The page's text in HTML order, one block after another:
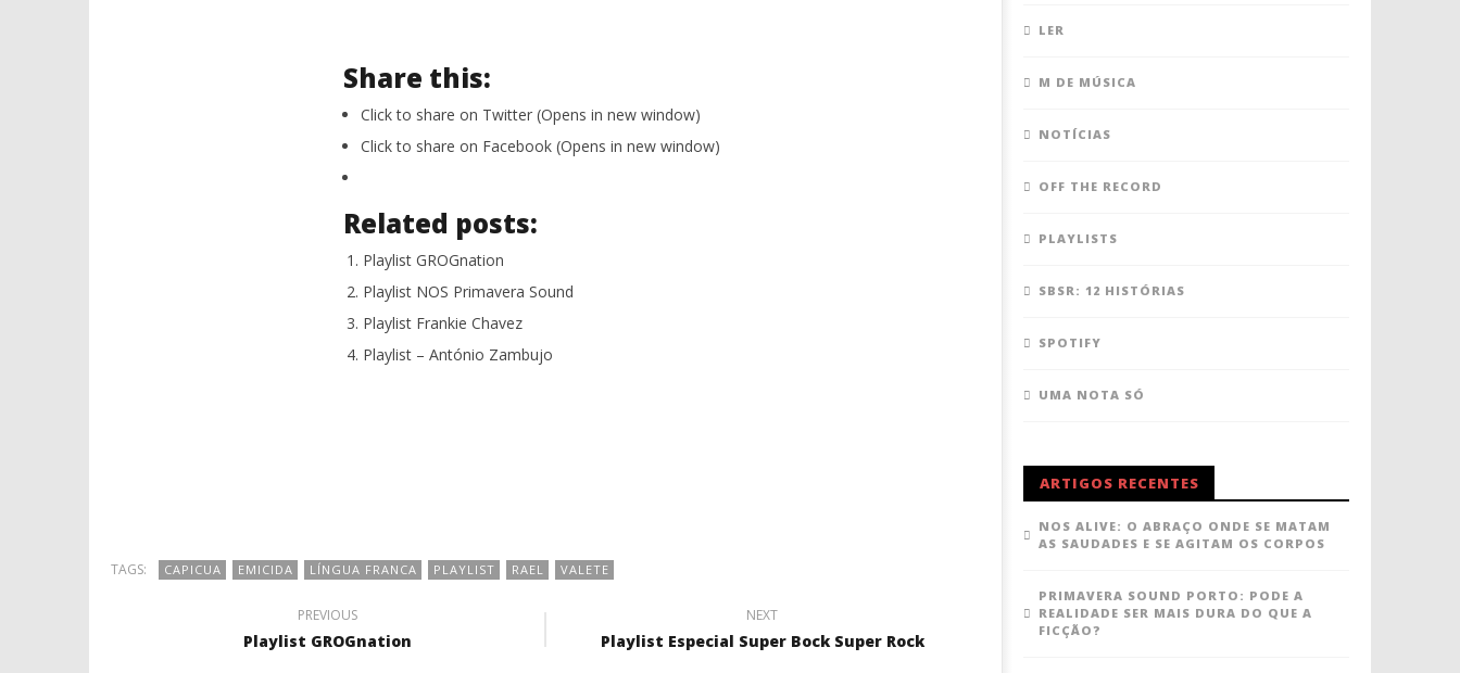
Share this:
Click to share on Twitter (Opens in new window)
Click to share on Facebook (Opens in new window)
Related posts:
Playlist GROGnation
Playlist NOS Primavera Sound
Playlist Frankie Chavez
Playlist – António Zambujo
TAGS: CAPICUA EMICIDA LÍNGUA FRANCA PLAYLIST RAEL VALETE
PREVIOUS
Playlist GROGnation
NEXT
Playlist Especial Super Bock Super Rock
LER
M DE MÚSICA
NOTÍCIAS
OFF THE RECORD
PLAYLISTS
SBSR: 12 HISTÓRIAS
SPOTIFY
UMA NOTA SÓ
ARTIGOS RECENTES
NOS ALIVE: O ABRAÇO ONDE SE MATAM
AS SAUDADES E SE AGITAM OS CORPOS
PRIMAVERA SOUND PORTO: PODE A
REALIDADE SER MAIS DURA DO QUE A
FICÇÃO?